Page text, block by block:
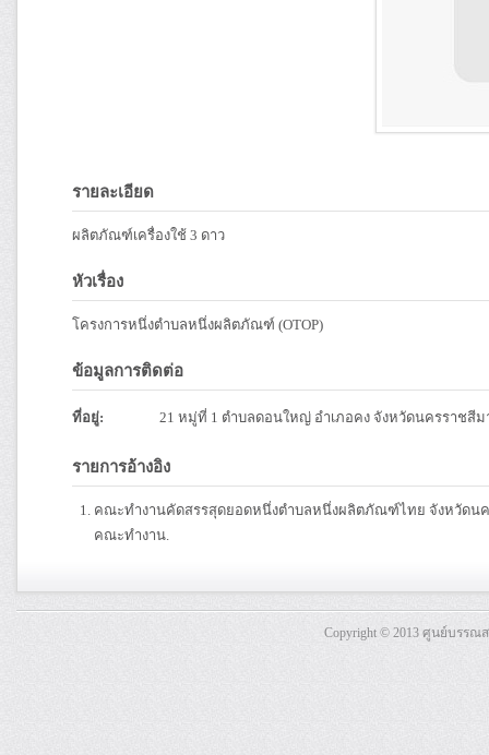
รายละเอียด
ผลิตภัณฑ์เครื่องใช้ 3 ดาว
หัวเรื่อง
โครงการหนึ่งตำบลหนึ่งผลิตภัณฑ์ (OTOP)
ข้อมูลการติดต่อ
ที่อยู่: 21 หมู่ที่ 1 ตำบลดอนใหญ่ อำเภอคง จังหวัดนครราชสีม
รายการอ้างอิง
คณะทำงานคัดสรรสุดยอดหนึ่งตำบลหนึ่งผลิตภัณฑ์ไทย จังหวัดนค
คณะทำงาน.
Copyright © 2013 ศูนย์บรร